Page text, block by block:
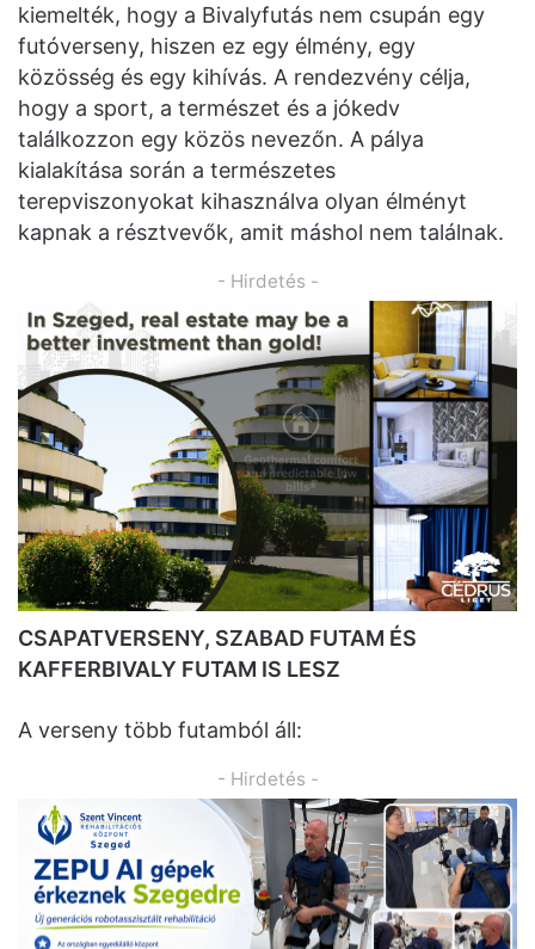
kiemelték, hogy a Bivalyfutás nem csupán egy
futóverseny, hiszen ez egy élmény, egy
közösség és egy kihívás. A rendezvény célja,
hogy a sport, a természet és a jókedv
találkozzon egy közös nevezőn. A pálya
kialakítása során a természetes
terepviszonyokat kihasználva olyan élményt
kapnak a résztvevők, amit máshol nem találnak.
- Hirdetés -
CSAPATVERSENY, SZABAD FUTAM ÉS
KAFFERBIVALY FUTAM IS LESZ
A verseny több futamból áll:
- Hirdetés -